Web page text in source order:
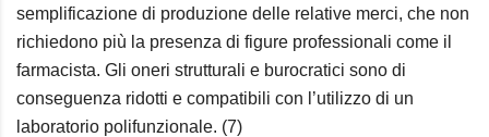
semplificazione di produzione delle relative merci, che non
richiedono più la presenza di figure professionali come il
farmacista. Gli oneri strutturali e burocratici sono di
conseguenza ridotti e compatibili con l’utilizzo di un
laboratorio polifunzionale. (7)